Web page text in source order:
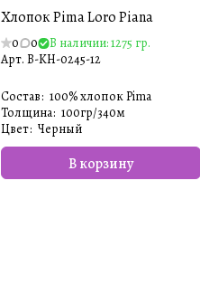
Хлопок Pima Loro Piana
0 0
В наличии: 1275 гр.
Арт. B-KH-0245-12
В корзину
Состав: 100% хлопок Pima
Толщина: 100гр/340м
Цвет: Черный